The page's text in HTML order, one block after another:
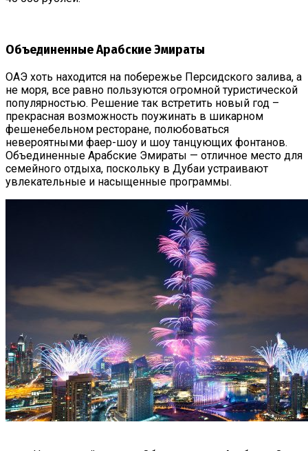
Объединенные Арабские Эмираты
ОАЭ хоть находится на побережье Персидского залива, а
не моря, все равно пользуются огромной туристической
популярностью. Решение так встретить новый год –
прекрасная возможность поужинать в шикарном
фешенебельном ресторане, полюбоваться
невероятными фаер-шоу и шоу танцующих фонтанов.
Объединенные Арабские Эмираты — отличное место для
семейного отдыха, поскольку в Дубаи устраивают
увлекательные и насыщенные программы.